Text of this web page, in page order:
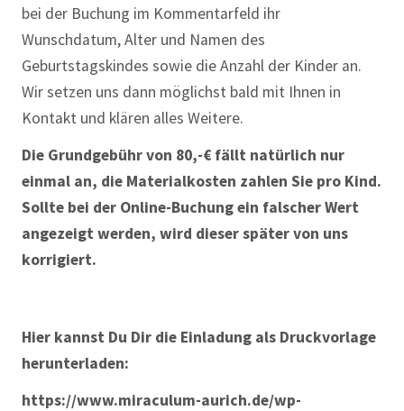
bei der Buchung im Kommentarfeld ihr
Wunschdatum, Alter und Namen des
Geburtstagskindes sowie die Anzahl der Kinder an.
Wir setzen uns dann möglichst bald mit Ihnen in
Kontakt und klären alles Weitere.
Die Grundgebühr von 80,-€ fällt natürlich nur
einmal an, die Materialkosten zahlen Sie pro Kind.
Sollte bei der Online-Buchung ein falscher Wert
angezeigt werden, wird dieser später von uns
korrigiert.
Hier kannst Du Dir die Einladung als Druckvorlage
herunterladen:
https://www.miraculum-aurich.de/wp-